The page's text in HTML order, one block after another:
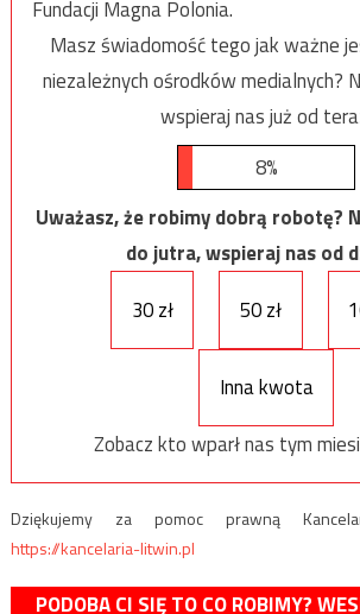
Fundacji Magna Polonia.
Masz świadomość tego jak ważne
niezależnych ośrodków medialnych?
wspieraj nas już od
8%
Uważasz, że robimy dobrą robotę?
do jutra, wspieraj nas od
30 zł
50 zł
Inna kwota
Zobacz kto wparł nas tym
Dziękujemy za pomoc prawną
https://kancelaria-litwin.pl
PODOBA CI SIĘ TO CO ROBIMY?